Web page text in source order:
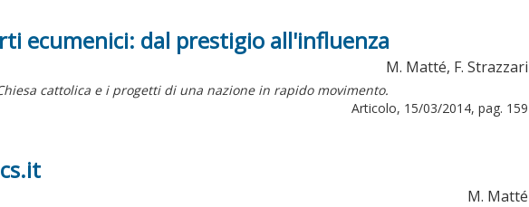
ecumenici: dal prestigio all'influenza
M. Matté, F. Strazzari
cattolica e i progetti di una nazione in rapido movimento.
Articolo, 15/03/2014, pag. 159
M. Matté